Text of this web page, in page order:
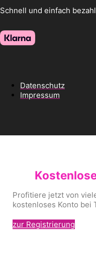
Schnell und einfach
Datenschutz
Impressum
Profitiere jetzt von
kostenloses Konto bei
zur Registrierung